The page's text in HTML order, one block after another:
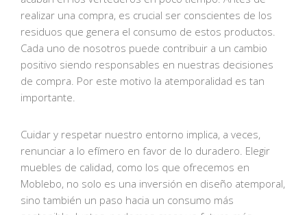
realizar una compra, es crucial ser conscientes de los
residuos que genera el consumo de estos productos.
Cada uno de nosotros puede contribuir a un cambio
positivo siendo responsables en nuestras decisiones
de compra. Por este motivo la atemporalidad es tan
importante.
Cuidar y respetar nuestro entorno implica, a veces,
renunciar a lo efímero en favor de lo duradero. Elegir
muebles de calidad, como los que ofrecemos en
Moblebo, no solo es una inversión en diseño atemporal,
sino también un paso hacia un consumo más